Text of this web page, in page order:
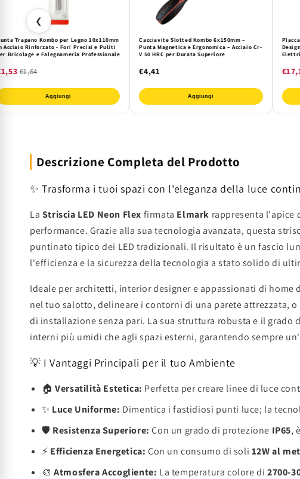
❮
Trapano Kombo per Legno 10x110mm
Acciaio Rinforzato - Fori Precisi e Puliti
Bricolage e Falegnameria Professionale
€1,64
Aggiungi
Cacciavite Slotted Kombo 6x150mm –
Punta Magnetica e Ergonomica – Acciaio Cr-
V 50 HRC per Durata Superiore
€4,41
Aggiungi
Descrizione Completa del Prodotto
✨ Trasforma i tuoi spazi con l'eleganza della luce
La Striscia LED Neon Flex firmata Elmark rappresenta l'apice
performance. Grazie alla sua tecnologia avanzata, questa
puntinato tipico dei LED tradizionali. Il risultato è un fascio
l'efficienza e la sicurezza della tecnologia a stato solido di
Ideale per architetti, interior designer e appassionati di
nel tuo salotto, delineare i contorni di una parete attrezzata,
di installazione senza pari. La sua struttura robusta e il grado
interni più umidi che agli spazi esterni, garantendo sempre
💡 I Vantaggi Principali per il tuo Ambiente
🏠Versatilità Estetica: Perfetta per creare linee di luce
✨ Luce Uniforme: Dimentica i fastidiosi punti luce; la
🛡️ Resistenza Superiore: Con un grado di protezione IP65,
⚡ Efficienza Energetica: Con un consumo di soli 12W al
🎨Atmosfera Accogliente: La temperatura colore di2700-